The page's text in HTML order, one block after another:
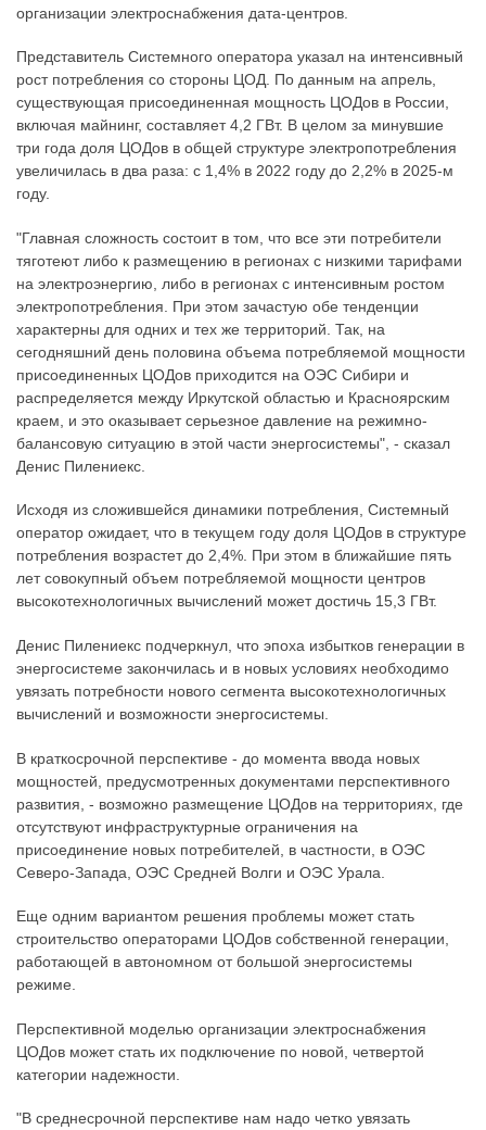
организации электроснабжения дата-центров.
Представитель Системного оператора указал на интенсивный
рост потребления со стороны ЦОД. По данным на апрель,
существующая присоединенная мощность ЦОДов в России,
включая майнинг, составляет 4,2 ГВт. В целом за минувшие
три года доля ЦОДов в общей структуре электропотребления
увеличилась в два раза: с 1,4% в 2022 году до 2,2% в 2025-м
году.
"Главная сложность состоит в том, что все эти потребители
тяготеют либо к размещению в регионах с низкими тарифами
на электроэнергию, либо в регионах с интенсивным ростом
электропотребления. При этом зачастую обе тенденции
характерны для одних и тех же территорий. Так, на
сегодняшний день половина объема потребляемой мощности
присоединенных ЦОДов приходится на ОЭС Сибири и
распределяется между Иркутской областью и Красноярским
краем, и это оказывает серьезное давление на режимно-
балансовую ситуацию в этой части энергосистемы", - сказал
Денис Пилениекс.
Исходя из сложившейся динамики потребления, Системный
оператор ожидает, что в текущем году доля ЦОДов в структуре
потребления возрастет до 2,4%. При этом в ближайшие пять
лет совокупный объем потребляемой мощности центров
высокотехнологичных вычислений может достичь 15,3 ГВт.
Денис Пилениекс подчеркнул, что эпоха избытков генерации в
энергосистеме закончилась и в новых условиях необходимо
увязать потребности нового сегмента высокотехнологичных
вычислений и возможности энергосистемы.
В краткосрочной перспективе - до момента ввода новых
мощностей, предусмотренных документами перспективного
развития, - возможно размещение ЦОДов на территориях, где
отсутствуют инфраструктурные ограничения на
присоединение новых потребителей, в частности, в ОЭС
Северо-Запада, ОЭС Средней Волги и ОЭС Урала.
Еще одним вариантом решения проблемы может стать
строительство операторами ЦОДов собственной генерации,
работающей в автономном от большой энергосистемы
режиме.
Перспективной моделью организации электроснабжения
ЦОДов может стать их подключение по новой, четвертой
категории надежности.
"В среднесрочной перспективе нам надо четко увязать